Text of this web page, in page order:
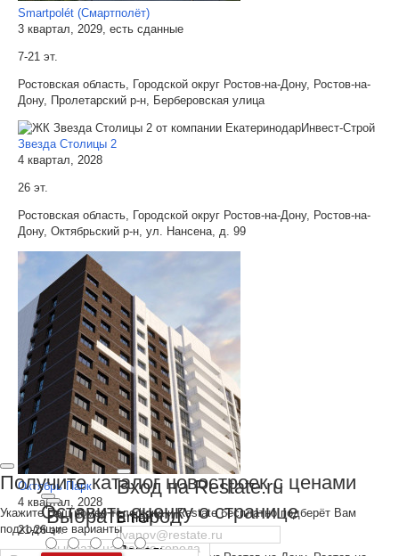
Выбрать город
Вход на Restate.ru
Email
Пароль
Получите каталог новостроек с ценами
Укажите Ваш номер телефона и Restate бесплатно подберёт Вам
подходящие варианты
Smartpolét (Смартполёт)
3 квартал, 2029, есть сданные
7-21 эт.
Ростовская область, Городской округ Ростов-на-Дону, Ростов-на-
Дону, Пролетарский р-н, Берберовская улица
Звезда Столицы 2
4 квартал, 2028
26 эт.
Ростовская область, Городской округ Ростов-на-Дону, Ростов-на-
Дону, Октябрьский р-н, ул. Нансена, д. 99
Октябрь Парк
4 квартал, 2028
21-26 эт.
Оставить оценку о странице